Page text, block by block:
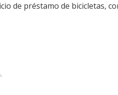
de préstamo de bicicletas,